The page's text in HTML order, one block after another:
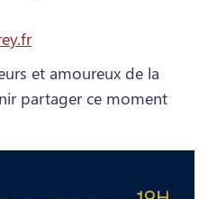
et amoureux de la
partager ce moment